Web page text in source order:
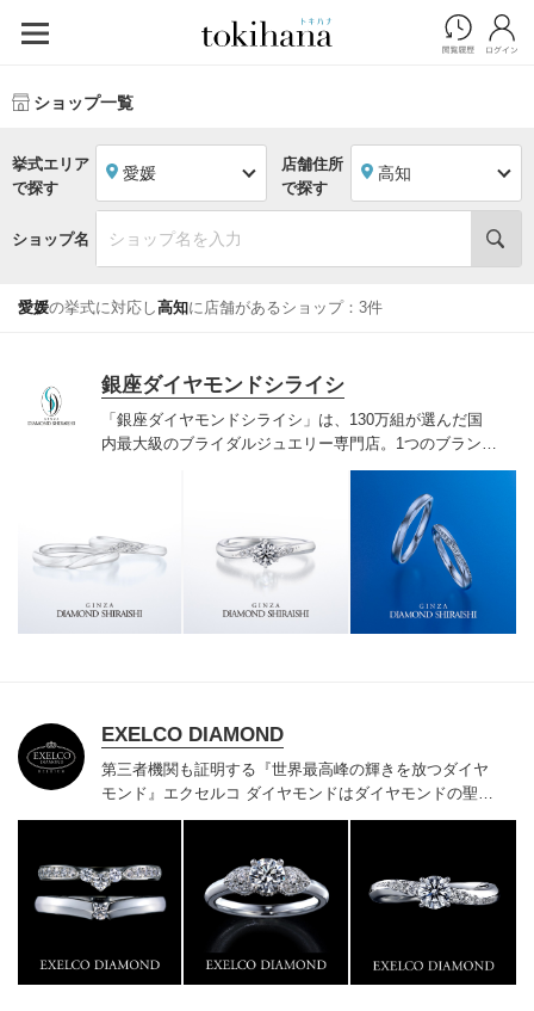
ショップ一覧
挙式エリア
で探す
愛媛
店舗住所
で探す
高知
ショップ名
愛媛の挙式に対応し高知に店舗があるショップ：3件
銀座ダイヤモンドシライシ
「銀座ダイヤモンドシライシ」は、130万組が選んだ国
内最大級のブライダルジュエリー専門店。1つのブランド
では国内最大級の700種類以上の豊富なデザインを取り
揃え、ふたりの「似合う」と「好き」を同時に叶えた満
足の選択ができる指輪をご提案しています。多くのお客
様にご満足いただけている、一生身に着けるための指輪
のクオリティや購入後のアフターサービスをぜひ一度店
頭でお確かめください。
EXELCO DIAMOND
第三者機関も証明する『世界最高峰の輝きを放つダイヤ
モンド』 エクセルコ ダイヤモンドはダイヤモンドの聖地
ベルギー発祥で200年以上の歴史がある真のカッターズ
門店としてリングのデザインや品質にもこだわっていま
す。おふたりに本物の輝きを一生身に着けていただきた
い想いで「ヴァージン・ダイヤモンド」「ハードプラチ
ナ」「保証内容」にこだわっています。